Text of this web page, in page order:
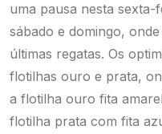
uma pausa nesta sexta-
sábado e domingo,
últimas regatas. Os
flotilhas ouro e prata,
a flotilha ouro fita
flotilha prata com fita